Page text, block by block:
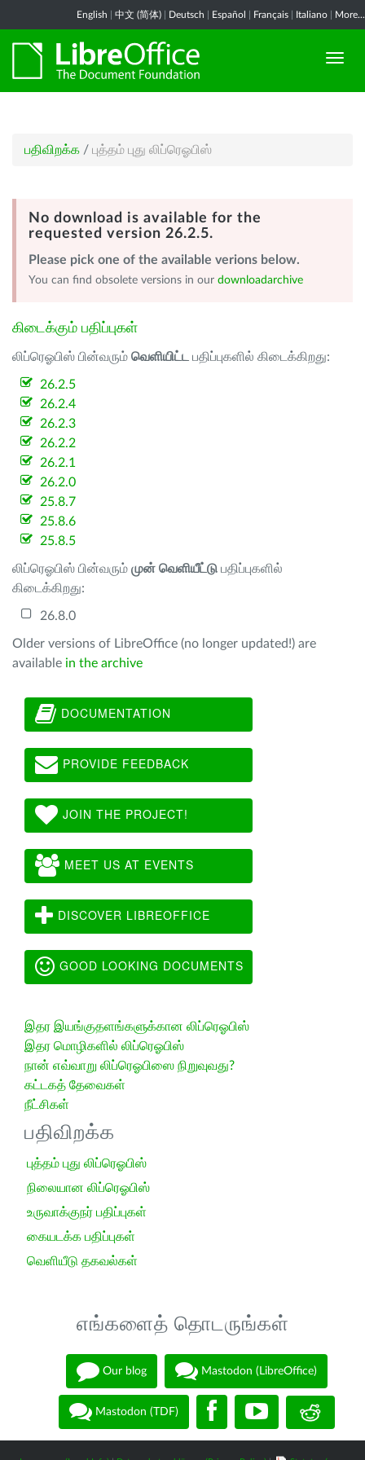
English 中文 (简体) Deutsch Español Français Italiano More...
பதிவிறக்க / புத்தம் புது லிப்ரெஓபிஸ்
No download is available for the
requested version 26.2.5.
Please pick one of the available verions below.
You can find obsolete versions in our downloadarchive
கிடைக்கும் பதிப்புகள்
லிப்ரெஓபிஸ் பின்வரும் வெளியிட்ட பதிப்புகளில் கிடைக்கிறது:
26.2.5
26.2.4
26.2.3
26.2.2
26.2.1
26.2.0
25.8.7
25.8.6
25.8.5
லிப்ரெஓபிஸ் பின்வரும் முன் வெளியீட்டு பதிப்புகளில்
கிடைக்கிறது:
26.8.0
Older versions of LibreOffice (no longer updated!) are
available in the archive
DOCUMENTATION
PROVIDE FEEDBACK
JOIN THE PROJECT!
MEET US AT EVENTS
DISCOVER LIBREOFFICE
GOOD LOOKING DOCUMENTS
இதர இயங்குதளங்களுக்கான லிப்ரெஓபிஸ்
இதர மொழிகளில் லிப்ரெஓபிஸ்
நான் எவ்வாறு லிப்ரெஓபிஸை நிறுவுவது?
கட்டகத் தேவைகள்
நீட்சிகள்
பதிவிறக்க
புத்தம் புது லிப்ரெஓபிஸ்
நிலையான லிப்ரெஓபிஸ்
உருவாக்குநர் பதிப்புகள்
கையடக்க பதிப்புகள்
வெளியீடு தகவல்கள்
எங்களைத் தொடருங்கள்
Our blog Mastodon (LibreOffice)
Mastodon (TDF)